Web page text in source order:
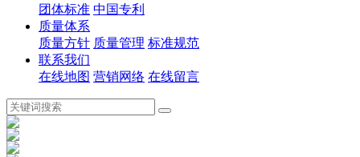
团体标准 中国专利
质量体系
质量方针 质量管理 标准规范
联系我们
在线地图 营销网络 在线留言